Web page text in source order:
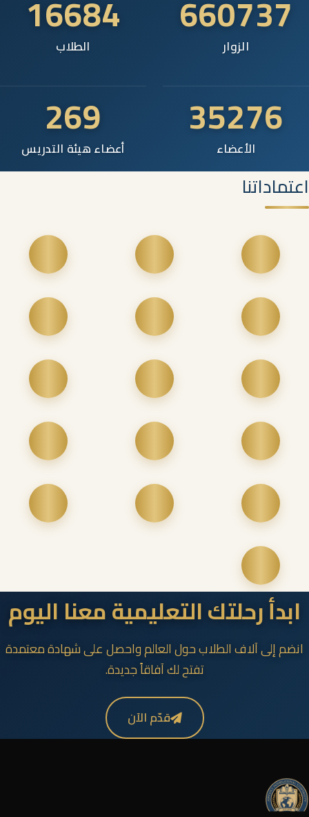
660737
الزوار
16684
الطلاب
35276
الأعضاء
269
أعضاء هيئة التدريس
اعتماداتنا
ابدأ رحلتك التعليمية معنا اليوم
انضم إلى آلاف الطلاب حول العالم واحصل على شهادة معتمدة
تفتح لك آفاقاً جديدة.
قدّم الآن